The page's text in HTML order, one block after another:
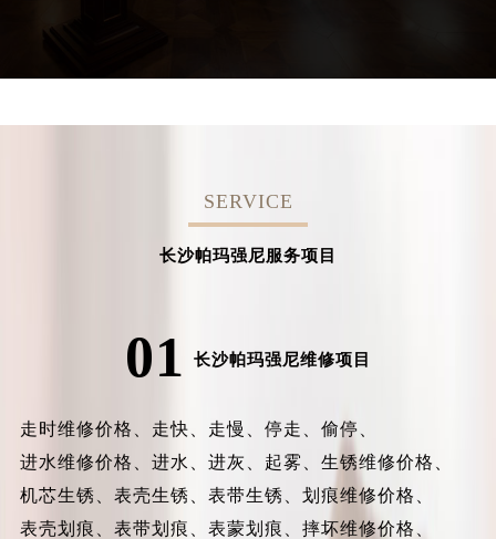
SERVICE
长沙帕玛强尼服务项目
01 长沙帕玛强尼维修项目
走时维修价格、 走快、 走慢、 停走、 偷停、
进水维修价格、 进水、 进灰、 起雾、 生锈维修价格、
机芯生锈、 表壳生锈、 表带生锈、 划痕维修价格、
表壳划痕、 表带划痕、 表蒙划痕、 摔坏维修价格、